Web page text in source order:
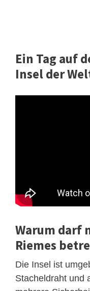
Ein Tag auf
Insel der
Warum darf
Riemes
Die Insel ist
Stacheldraht und